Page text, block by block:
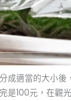
成適當的大小後
是100元，在觀